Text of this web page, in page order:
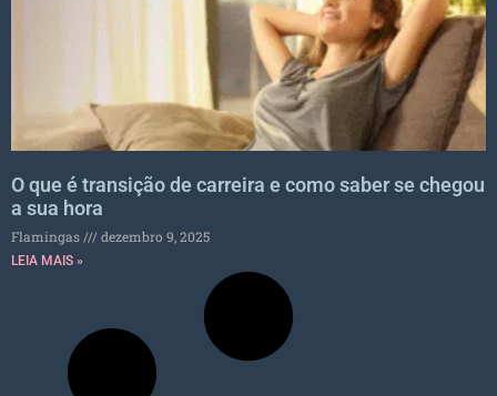
O que é transição de carreira e como saber se chegou
a sua hora
Flamingas dezembro 9, 2025
LEIA MAIS »